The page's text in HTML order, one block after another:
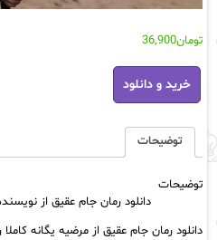
تومان36,900
دانلود
رمان
جام
نویسنده
یگانه
رایگان
خرید و دانلود
توضیحات
توضیحات
دانلود رمان جام عقیق از
دانلود رمان جام عقیق از مرضیه یگانه کاملا